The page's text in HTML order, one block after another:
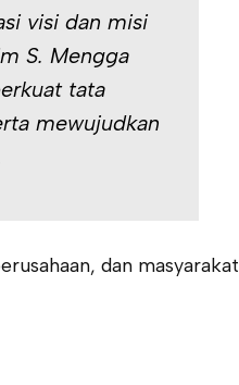
visi dan misi
S. Mengga
tata
mewujudkan
dan masyarakat